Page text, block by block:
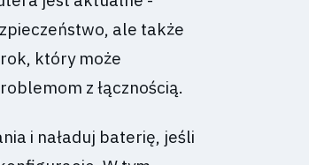
ale także
który może
z łącznością.
i naładuj baterię, jeśli